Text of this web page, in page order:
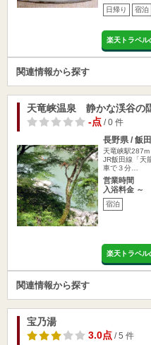
日帰り 宿泊
楽天トラベル
関連情報から探す
天竜峡温泉 静かな渓谷の
-点/ 0 件
長野県 / 飯
天竜峡駅287m
JR飯田線「天
車で３分…
営業時間
入浴料金 ～
宿泊
楽天トラベル
関連情報から探す
宝乃湯
3.0点/ 5 件